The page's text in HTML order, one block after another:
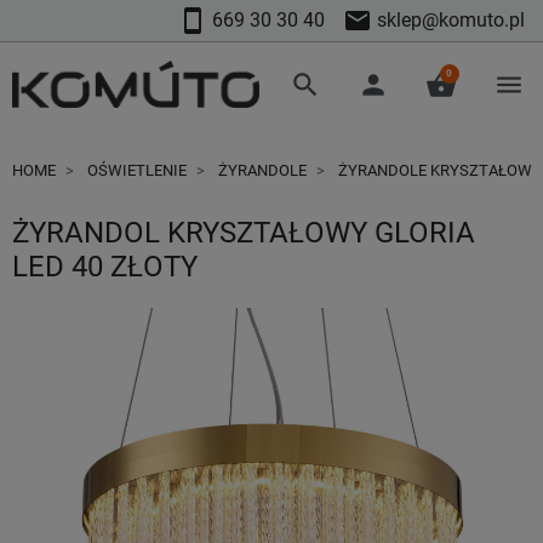
smartphone 669 30 30 40 mail sklep@komuto.pl
search person shopping_basket
0 menu
HOME OŚWIETLENIE ŻYRANDOLE ŻYRANDOLE KRYSZTAŁOWE
ŻYRANDOL KRYSZTAŁOWY GLORIA
LED 40 ZŁOTY